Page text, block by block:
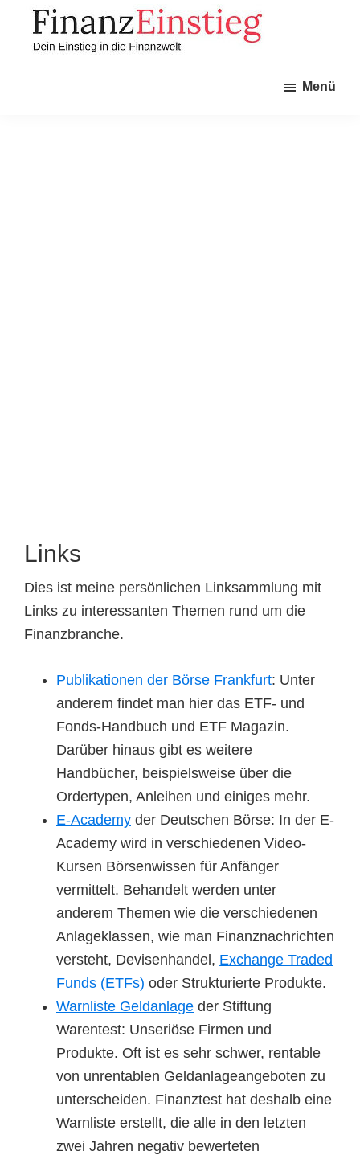
Inhalt
Seitenspalte
Menü
Links
Dies ist meine persönlichen Linksammlung mit
Links zu interessanten Themen rund um die
Finanzbranche.
Publikationen der Börse Frankfurt: Unter
anderem findet man hier das ETF- und
Fonds-Handbuch und ETF Magazin.
Darüber hinaus gibt es weitere
Handbücher, beispielsweise über die
Ordertypen, Anleihen und einiges mehr.
E-Academy der Deutschen Börse: In der E-
Academy wird in verschiedenen Video-
Kursen Börsenwissen für Anfänger
vermittelt. Behandelt werden unter
anderem Themen wie die verschiedenen
Anlageklassen, wie man Finanznachrichten
versteht, Devisenhandel, Exchange Traded
Funds (ETFs) oder Strukturierte Produkte.
Warnliste Geldanlage der Stiftung
Warentest: Unseriöse Firmen und
Produkte. Oft ist es sehr schwer, rentable
von unrentablen Geldanlageangeboten zu
unterscheiden. Finanztest hat deshalb eine
Warnliste erstellt, die alle in den letzten
zwei Jahren negativ bewerteten